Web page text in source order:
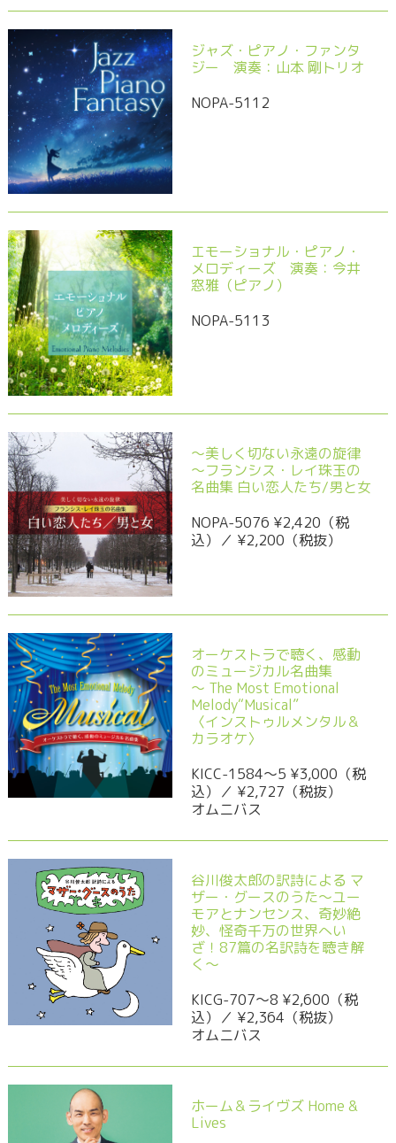
ジャズ・ピアノ・ファンタ
ジー 演奏：山本 剛トリオ
NOPA-5112
エモーショナル・ピアノ・
メロディーズ 演奏：今井
窓雅（ピアノ）
NOPA-5113
～美しく切ない永遠の旋律
～フランシス・レイ珠玉の
名曲集 白い恋人たち/男と女
NOPA-5076 ¥2,420（税
込）／ ¥2,200（税抜）
オーケストラで聴く、感動
のミュージカル名曲集
～ The Most Emotional
Melody“Musical”
〈インストゥルメンタル＆
カラオケ〉
KICC-1584〜5 ¥3,000（税
込）／ ¥2,727（税抜）
オムニバス
谷川俊太郎の訳詩による マ
ザー・グースのうた～ユー
モアとナンセンス、奇妙絶
妙、怪奇千万の世界へい
ざ！87篇の名訳詩を聴き解
く～
KICG-707〜8 ¥2,600（税
込）／ ¥2,364（税抜）
オムニバス
ホーム＆ライヴズ Home &
Lives